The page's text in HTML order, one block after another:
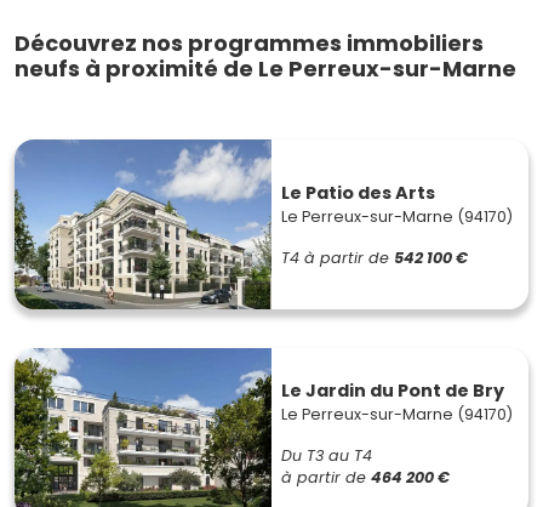
Découvrez nos programmes immobiliers
neufs à proximité de Le Perreux-sur-Marne
Le Patio des Arts
Le Perreux-sur-Marne (94170)
T4 à partir de 542 100 €
Le Jardin du Pont de Bry
Le Perreux-sur-Marne (94170)
Du T3 au T4
à partir de 464 200 €